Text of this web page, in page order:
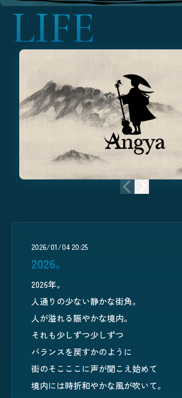
LIFE
前のニュース
次のニュース
2026/01/04 20:25
2026。
2026年。
人通りの少ない静かな街角。
人が溢れる賑やかな境内。
それも少しずつ少しずつ
バランスを戻すかのように
街のそこここに声が聞こえ始めて
境内には時折和やかな風が吹いて。